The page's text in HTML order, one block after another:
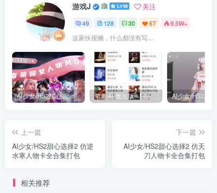
游戏J 关注
49 128 30 67 9.5W+
这家伙很懒，什么都没有写...
AI少女/HS2甜心选择2 仿王者荣耀人物卡全合集打包 笔趣阁 魔改版 【去广告免费小说】
上一篇
AI少女/HS2甜心选择2 仿逆
水寒人物卡全合集打包
下一篇
AI少女/HS2甜心选择2 仿天
刀人物卡全合集打包
相关推荐